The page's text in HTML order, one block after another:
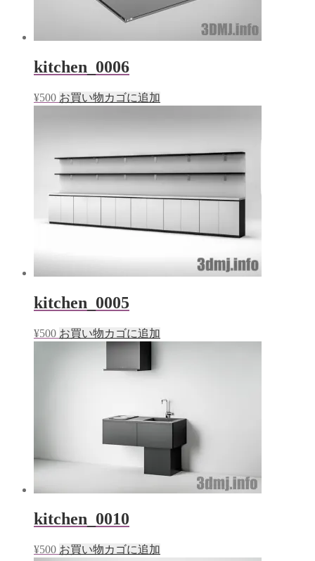
kitchen_0006
¥500 お買い物カゴに追加
kitchen_0005
¥500 お買い物カゴに追加
kitchen_0010
¥500 お買い物カゴに追加